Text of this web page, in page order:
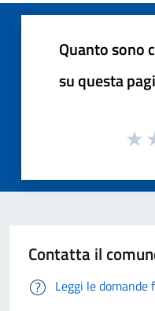
Quanto sono
su questa
Contatta il
Leggi le domande